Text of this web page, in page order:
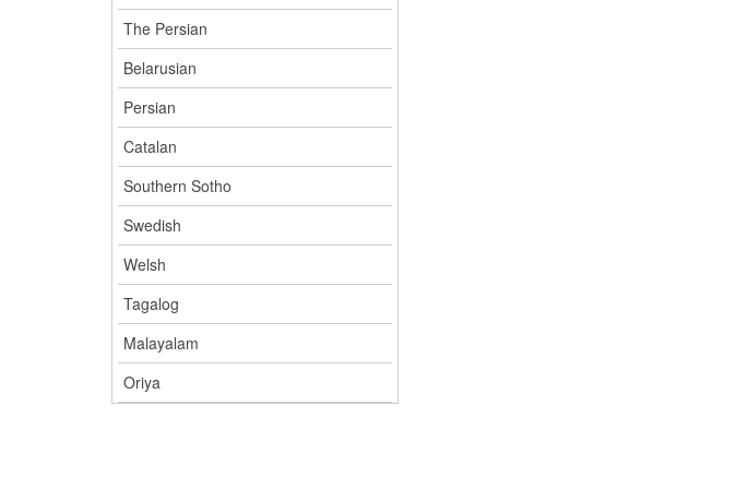
The Persian
Belarusian
Persian
Catalan
Southern Sotho
Swedish
Welsh
Tagalog
Malayalam
Oriya